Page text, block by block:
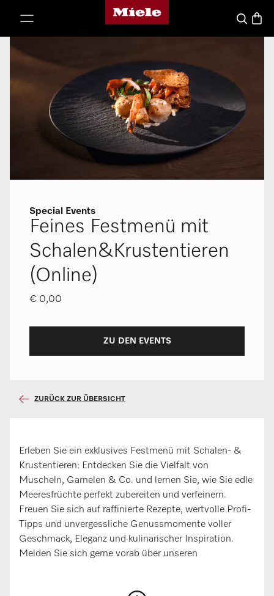
Miele-Homepage
Suche
Special Events
Feines Festmenü mit
Schalen&Krustentieren
(Online)
€ 0,00
ZU DEN EVENTS
ZURÜCK ZUR ÜBERSICHT
Erleben Sie ein exklusives Festmenü mit Schalen- &
Krustentieren: Entdecken Sie die Vielfalt von
Muscheln, Garnelen & Co. und lernen Sie, wie Sie edle
Meeresfrüchte perfekt zubereiten und verfeinern.
Freuen Sie sich auf raffinierte Rezepte, wertvolle Profi-
Tipps und unvergessliche Genussmomente voller
Geschmack, Eleganz und kulinarischer Inspiration.
Melden Sie sich gerne vorab über unseren